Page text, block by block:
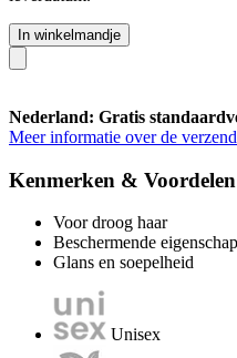
In winkelmandje
Nederland: Gratis
Meer informatie over de
Kenmerken & Voordelen
Voor droog haar
Beschermende
Glans en soepelheid
Unisex